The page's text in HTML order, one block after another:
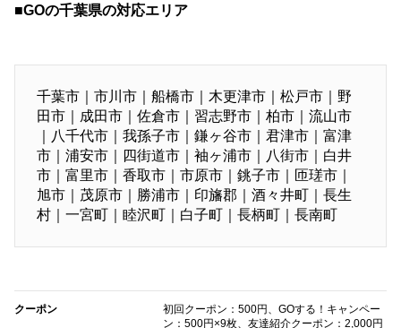
■GOの千葉県の対応エリア
千葉市｜市川市｜船橋市｜木更津市｜松戸市｜野
田市｜成田市｜佐倉市｜習志野市｜柏市｜流山市
｜八千代市｜我孫子市｜鎌ヶ谷市｜君津市｜富津
市｜浦安市｜四街道市｜袖ヶ浦市｜八街市｜白井
市｜富里市｜香取市｜市原市｜銚子市｜匝瑳市｜
旭市｜茂原市｜勝浦市｜印旛郡｜酒々井町｜長生
村｜一宮町｜睦沢町｜白子町｜長柄町｜長南町
クーポン
初回クーポン：500円、GOする！キャンペー
ン：500円×9枚、友達紹介クーポン：2,000円